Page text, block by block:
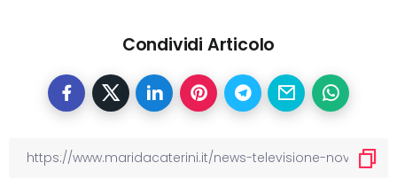
Condividi Articolo